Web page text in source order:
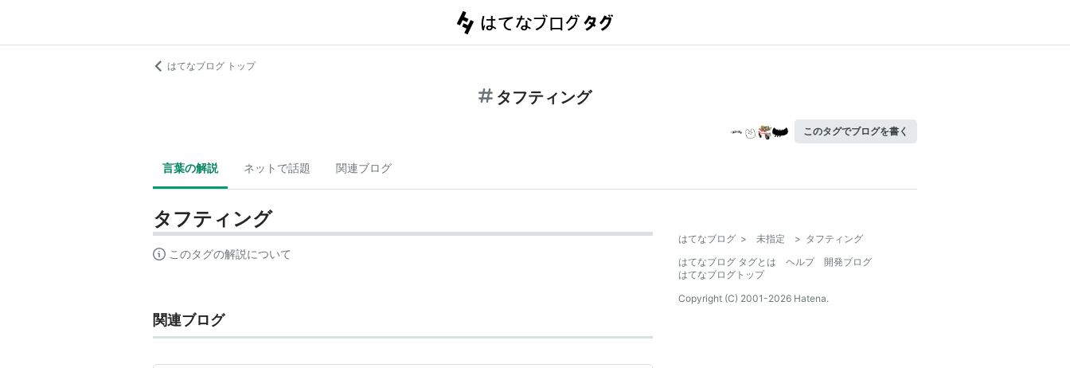
はてなブログ トップ
タフティング
このタグでブログを書く
言葉の解説 ネットで話題 関連ブログ
タフティング
このタグの解説について
関連ブログ
はてなブログ > 未指定 > タフティング
はてなブログ タグとは
ヘルプ
開発ブログ
はてなブログトップ
Copyright (C) 2001-2026 Hatena.